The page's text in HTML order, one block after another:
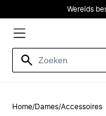
Werelds
Home/Dames/Accessoires